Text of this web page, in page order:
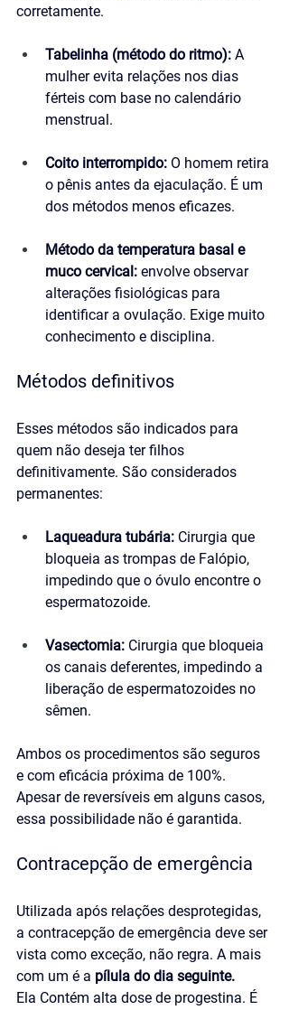
corretamente.
Tabelinha (método do ritmo): A
mulher evita relações nos dias
férteis com base no calendário
menstrual.
Coito interrompido: O homem retira
o pênis antes da ejaculação. É um
dos métodos menos eficazes.
Método da temperatura basal e
muco cervical: envolve observar
alterações fisiológicas para
identificar a ovulação. Exige muito
conhecimento e disciplina.
Métodos definitivos
Esses métodos são indicados para
quem não deseja ter filhos
definitivamente. São considerados
permanentes:
Laqueadura tubária: Cirurgia que
bloqueia as trompas de Falópio,
impedindo que o óvulo encontre o
espermatozoide.
Vasectomia: Cirurgia que bloqueia
os canais deferentes, impedindo a
liberação de espermatozoides no
sêmen.
Ambos os procedimentos são seguros
e com eficácia próxima de 100%.
Apesar de reversíveis em alguns casos,
essa possibilidade não é garantida.
Contracepção de emergência
Utilizada após relações desprotegidas,
a contracepção de emergência deve ser
vista como exceção, não regra. A mais
com um é a pílula do dia seguinte.
Ela Contém alta dose de progestina. É